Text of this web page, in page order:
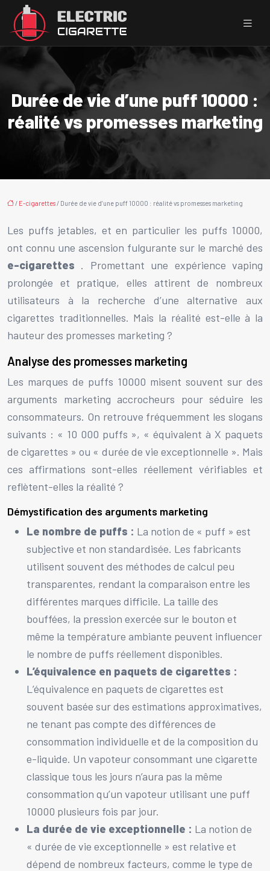
Durée de vie d’une puff 10000 :
réalité vs promesses marketing
/ E-cigarettes/ Durée de vie d’une puff 10000 : réalité vs promesses marketing
Les puffs jetables, et en particulier les puffs 10000,
ont connu une ascension fulgurante sur le marché des
e-cigarettes . Promettant une expérience vaping
prolongée et pratique, elles attirent de nombreux
utilisateurs à la recherche d’une alternative aux
cigarettes traditionnelles. Mais la réalité est-elle à la
hauteur des promesses marketing ?
Analyse des promesses marketing
Les marques de puffs 10000 misent souvent sur des
arguments marketing accrocheurs pour séduire les
consommateurs. On retrouve fréquemment les slogans
suivants : « 10 000 puffs », « équivalent à X paquets
de cigarettes » ou « durée de vie exceptionnelle ». Mais
ces affirmations sont-elles réellement vérifiables et
reflètent-elles la réalité ?
Démystification des arguments marketing
Le nombre de puffs : La notion de « puff » est
subjective et non standardisée. Les fabricants
utilisent souvent des méthodes de calcul peu
transparentes, rendant la comparaison entre les
différentes marques difficile. La taille des
bouffées, la pression exercée sur le bouton et
même la température ambiante peuvent influencer
le nombre de puffs réellement disponibles.
L’équivalence en paquets de cigarettes :
L’équivalence en paquets de cigarettes est
souvent basée sur des estimations approximatives,
ne tenant pas compte des différences de
consommation individuelle et de la composition du
e-liquide. Un vapoteur consommant une cigarette
classique tous les jours n’aura pas la même
consommation qu’un vapoteur utilisant une puff
10000 plusieurs fois par jour.
La durée de vie exceptionnelle : La notion de
« durée de vie exceptionnelle » est relative et
dépend de nombreux facteurs, comme le type de